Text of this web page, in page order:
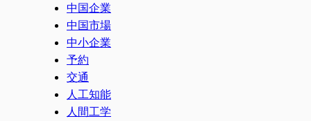
中国企業
中国市場
中小企業
予約
交通
人工知能
人間工学